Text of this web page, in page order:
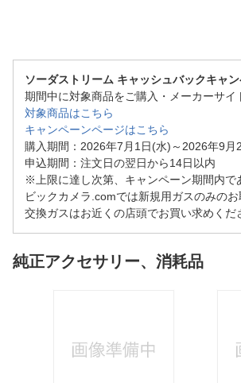
ソーダストリーム キャッシュバックキャ
期間中に対象商品をご購入・メーカーサ
対象商品はこちら
キャンペーンページはこちら
購入期間：2026年7月1日(水)～2026年9月
申込期間：注文日の翌日から14日以内
※上限に達し次第、キャンペーン期間内で
ビックカメラ.comでは新規用ガスのみのお
交換ガスはお近くの店頭でお買い求めくだ
純正アクセサリー、消耗品